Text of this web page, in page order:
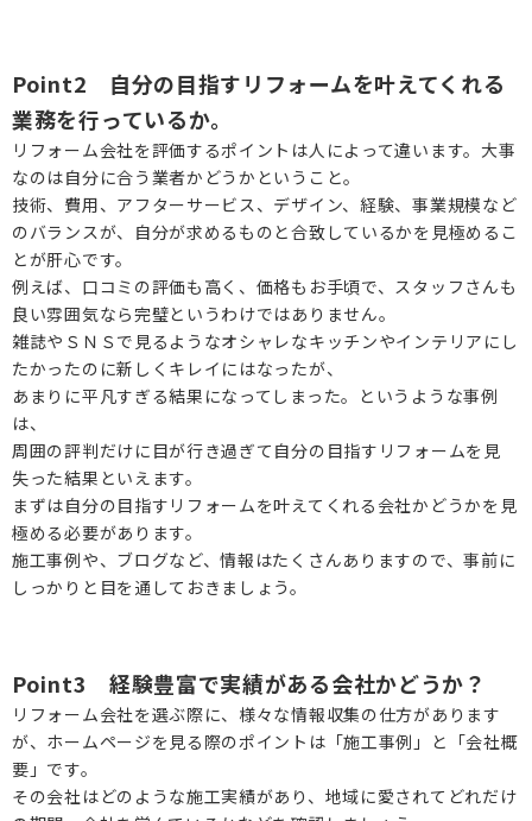
Point2 自分の目指すリフォームを叶えてくれる
業務を行っているか。
リフォーム会社を評価するポイントは人によって違います。大事
なのは自分に合う業者かどうかということ。
技術、費用、アフターサービス、デザイン、経験、事業規模など
のバランスが、自分が求めるものと合致しているかを見極めるこ
とが肝心です。
例えば、口コミの評価も高く、価格もお手頃で、スタッフさんも
良い雰囲気なら完璧というわけではありません。
雑誌やＳＮＳで見るようなオシャレなキッチンやインテリアにし
たかったのに新しくキレイにはなったが、
あまりに平凡すぎる結果になってしまった。というような事例
は、
周囲の評判だけに目が行き過ぎて自分の目指すリフォームを見
失った結果といえます。
まずは自分の目指すリフォームを叶えてくれる会社かどうかを見
極める必要があります。
施工事例や、ブログなど、情報はたくさんありますので、事前に
しっかりと目を通しておきましょう。
Point3 経験豊富で実績がある会社かどうか？
リフォーム会社を選ぶ際に、様々な情報収集の仕方があります
が、ホームページを見る際のポイントは「施工事例」と「会社概
要」です。
その会社はどのような施工実績があり、地域に愛されてどれだけ